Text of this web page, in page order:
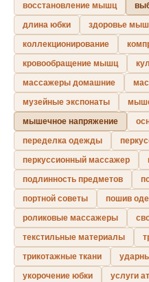
восстановление мышц
длина юбки
здоровье
коллекционирование
кровообращение мышц
массажеры домашние
музейные экспонаты
мышечное напряжение
переделка одежды
перкуссионный массажер
подлинность предметов
портной советы
пошив
роликовые массажеры
текстильные материалы
трикотажные ткани
укорочение юбки
услуги